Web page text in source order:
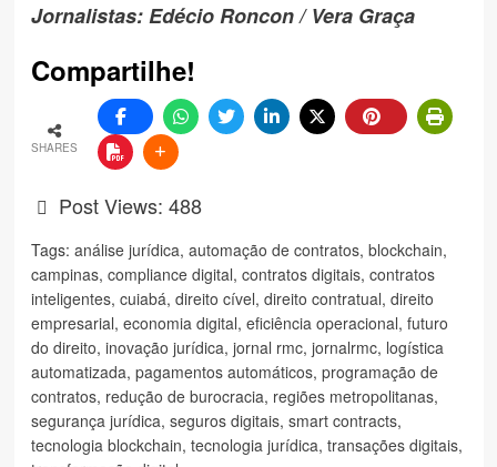
Jornalistas: Edécio Roncon / Vera Graça
Compartilhe!
SHARES
Post Views: 488
Tags: análise jurídica, automação de contratos, blockchain,
campinas, compliance digital, contratos digitais, contratos
inteligentes, cuiabá, direito cível, direito contratual, direito
empresarial, economia digital, eficiência operacional, futuro
do direito, inovação jurídica, jornal rmc, jornalrmc, logística
automatizada, pagamentos automáticos, programação de
contratos, redução de burocracia, regiões metropolitanas,
segurança jurídica, seguros digitais, smart contracts,
tecnologia blockchain, tecnologia jurídica, transações digitais,